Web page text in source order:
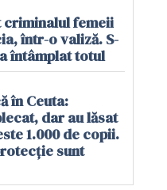
criminalul femeii
într-o valiză. S-
întâmplat totul
în Ceuta:
dar au lăsat
1.000 de copii.
sunt